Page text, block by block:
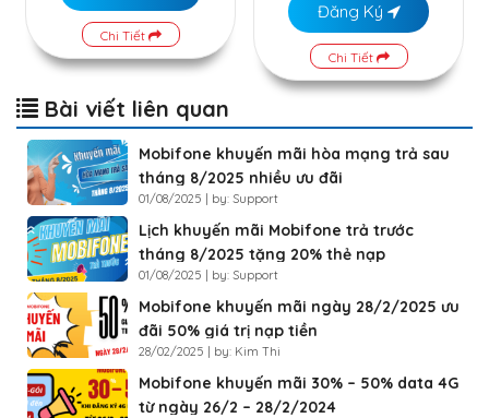
Chi Tiết
Đăng Ký
Chi Tiết
Bài viết liên quan
Mobifone khuyến mãi hòa mạng trả sau
tháng 8/2025 nhiều ưu đãi
01/08/2025 | by: Support
Lịch khuyến mãi Mobifone trả trước
tháng 8/2025 tặng 20% thẻ nạp
01/08/2025 | by: Support
Mobifone khuyến mãi ngày 28/2/2025 ưu
đãi 50% giá trị nạp tiền
28/02/2025 | by: Kim Thi
Mobifone khuyến mãi 30% – 50% data 4G
từ ngày 26/2 – 28/2/2024